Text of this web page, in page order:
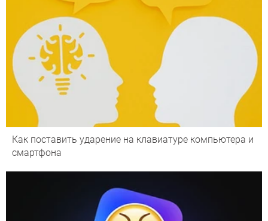
Как поставить ударение на клавиатуре компьютера и
смартфона